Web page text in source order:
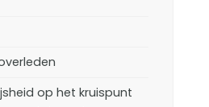
op het kruispunt